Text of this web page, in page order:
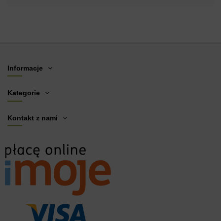
Informacje
Kategorie
Kontakt z nami